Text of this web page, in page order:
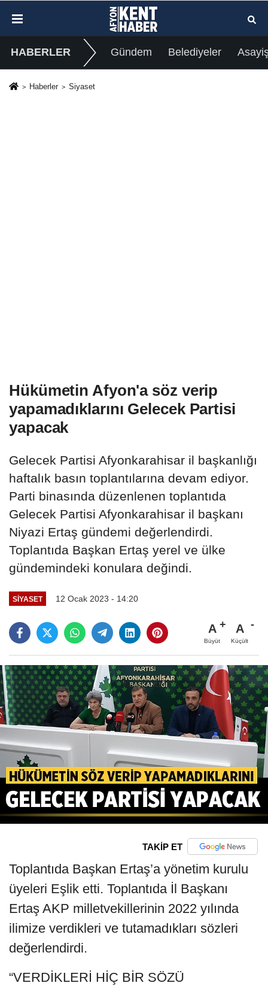
HABERLER Gündem Belediyeler
Haberler Siyaset
Hükümetin Afyon'a söz verip
yapamadıklarını Gelecek Partisi
yapacak
Gelecek Partisi Afyonkarahisar il başkanlığı
haftalık basın toplantılarına devam ediyor.
Parti binasında düzenlenen toplantıda
Gelecek Partisi Afyonkarahisar il başkanı
Niyazi Ertaş gündemi değerlendirdi.
Toplantıda Başkan Ertaş yerel ve ülke
gündemindeki konulara değindi.
SIYASET 12 Ocak 2023 - 14:20
A
Büyüt
A
Küçült
TAKİP ET
Toplantıda Başkan Ertaş’a yönetim kurulu
üyeleri Eşlik etti. Toplantıda İl Başkanı
Ertaş AKP milletvekillerinin 2022 yılında
ilimize verdikleri ve tutamadıkları sözleri
değerlendirdi.
“VERDİKLERİ HİÇ BİR SÖZÜ